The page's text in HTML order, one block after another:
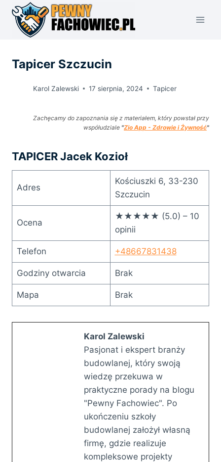
Przejdź
treści
Tapicer Szczucin
Karol Zalewski 17 sierpnia, 2024 Tapicer
Zachęcamy do zapoznania się z materiałem, który powstał przy
współudziale "Zio App - Zdrowie i Żywność"
TAPICER Jacek Kozioł
Adres
Kościuszki 6, 33-230
Szczucin
Ocena
★★★★★ (5.0) – 10
opinii
Telefon +48667831438
Godziny otwarcia Brak
Mapa Brak
Karol Zalewski
Pasjonat i ekspert branży
budowlanej, który swoją
wiedzę przekuwa w
praktyczne porady na blogu
"Pewny Fachowiec". Po
ukończeniu szkoły
budowlanej założył własną
firmę, gdzie realizuje
kompleksowe projekty